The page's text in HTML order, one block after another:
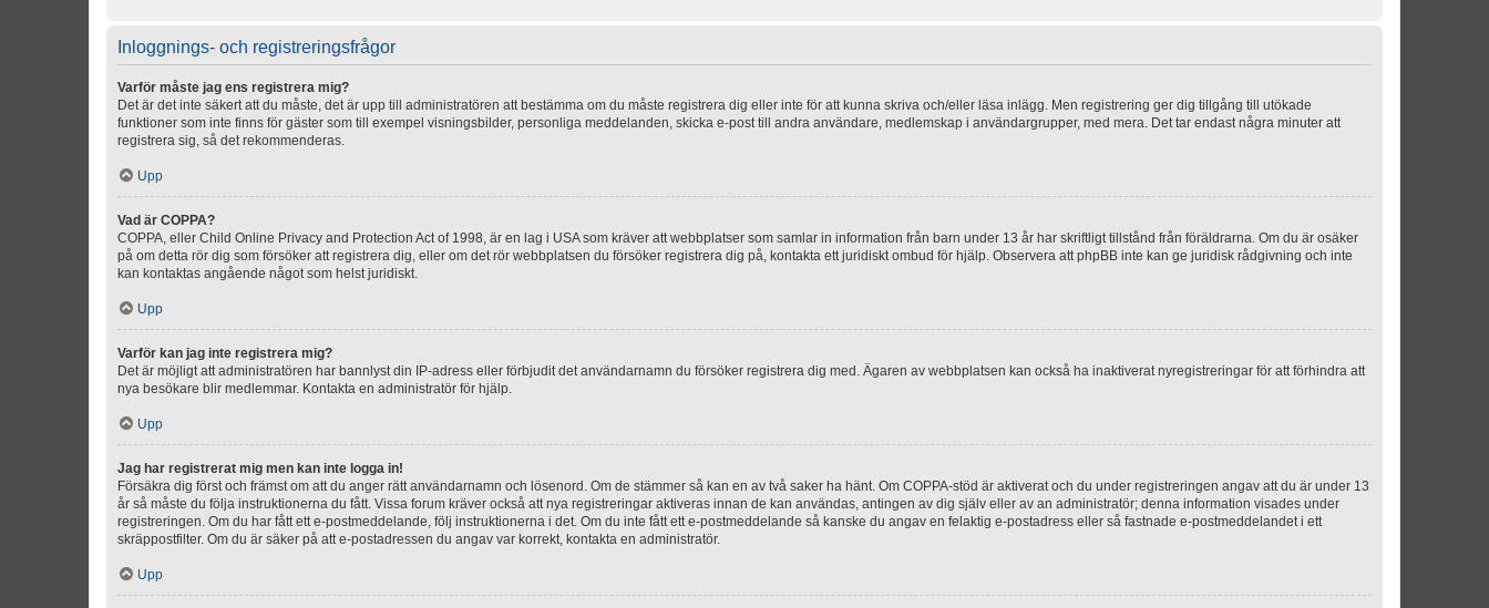
Inloggnings- och registreringsfrågor
Varför måste jag ens registrera mig?
Det är det inte säkert att du måste, det är upp till administratören att bestämma om du måste registrera dig eller inte för att kunna skriva och/eller läsa inlägg. Men registrering ger dig tillgång till utökade
funktioner som inte finns för gäster som till exempel visningsbilder, personliga meddelanden, skicka e-post till andra användare, medlemskap i användargrupper, med mera. Det tar endast några minuter att
registrera sig, så det rekommenderas.
Upp
Vad är COPPA?
COPPA, eller Child Online Privacy and Protection Act of 1998, är en lag i USA som kräver att webbplatser som samlar in information från barn under 13 år har skriftligt tillstånd från föräldrarna. Om du är osäker
på om detta rör dig som försöker att registrera dig, eller om det rör webbplatsen du försöker registrera dig på, kontakta ett juridiskt ombud för hjälp. Observera att phpBB inte kan ge juridisk rådgivning och inte
kan kontaktas angående något som helst juridiskt.
Upp
Varför kan jag inte registrera mig?
Det är möjligt att administratören har bannlyst din IP-adress eller förbjudit det användarnamn du försöker registrera dig med. Ägaren av webbplatsen kan också ha inaktiverat nyregistreringar för att förhindra att
nya besökare blir medlemmar. Kontakta en administratör för hjälp.
Upp
Jag har registrerat mig men kan inte logga in!
Försäkra dig först och främst om att du anger rätt användarnamn och lösenord. Om de stämmer så kan en av två saker ha hänt. Om COPPA-stöd är aktiverat och du under registreringen angav att du är under 13
år så måste du följa instruktionerna du fått. Vissa forum kräver också att nya registreringar aktiveras innan de kan användas, antingen av dig själv eller av an administratör; denna information visades under
registreringen. Om du har fått ett e-postmeddelande, följ instruktionerna i det. Om du inte fått ett e-postmeddelande så kanske du angav en felaktig e-postadress eller så fastnade e-postmeddelandet i ett
skräppostfilter. Om du är säker på att e-postadressen du angav var korrekt, kontakta en administratör.
Upp